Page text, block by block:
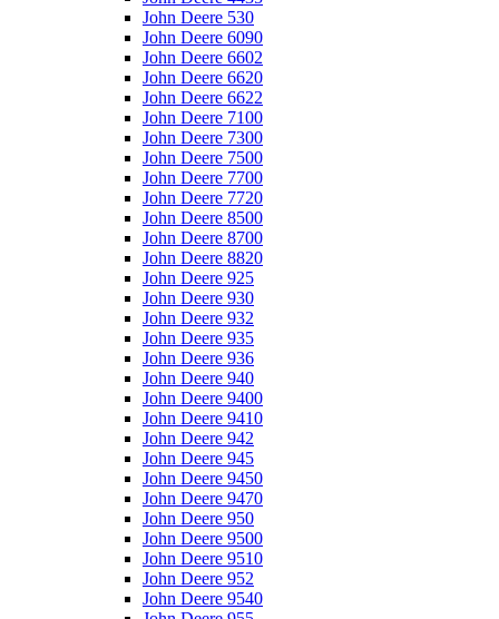
John Deere 530
John Deere 6090
John Deere 6602
John Deere 6620
John Deere 6622
John Deere 7100
John Deere 7300
John Deere 7500
John Deere 7700
John Deere 7720
John Deere 8500
John Deere 8700
John Deere 8820
John Deere 925
John Deere 930
John Deere 932
John Deere 935
John Deere 936
John Deere 940
John Deere 9400
John Deere 9410
John Deere 942
John Deere 945
John Deere 9450
John Deere 9470
John Deere 950
John Deere 9500
John Deere 9510
John Deere 952
John Deere 9540